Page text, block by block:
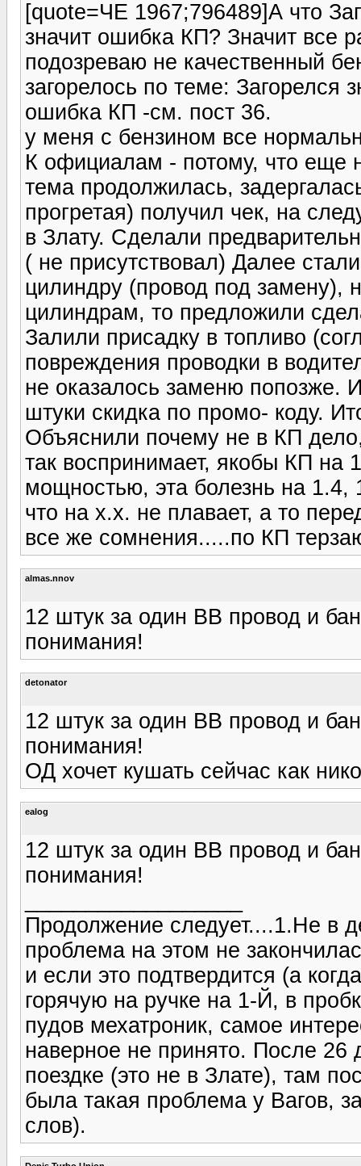
[quote=ЧЕ 1967;796489]А что
значит ошибка КП? Значит все
подозреваю не качественный
загорелось по теме: Загорелся
ошибка КП -см. пост 36.
у меня с бензином все
К официалам - потому, что еще
тема продолжилась,
прогретая) получил чек, на
в Злату. Сделали
( не присутствовал) Далее
цилиндру (провод под замену),
цилиндрам, то предложили
Залили присадку в топливо
повреждения проводки в
не оказалось заменю попозже.
штуки скидка по промо- коду.
Объяснили почему не в КП
так воспринимает, якобы КП на
мощностью, эта болезнь на 1.4,
что на х.х. не плавает, а то
все же сомнения.....по КП
almas.nnov
12 штук за один ВВ провод и
понимания!
detonator
12 штук за один ВВ провод и
понимания!
ОД хочет кушать сейчас как
ealog
12 штук за один ВВ провод и
понимания!
Продолжение следует....1.Не в
проблема на этом не
и если это подтвердится (а
горячую на ручке на 1-Й, в
пудов мехатроник, самое
наверное не принято. После 26
поездке (это не в Злате), там
была такая проблема у Вагов,
слов).